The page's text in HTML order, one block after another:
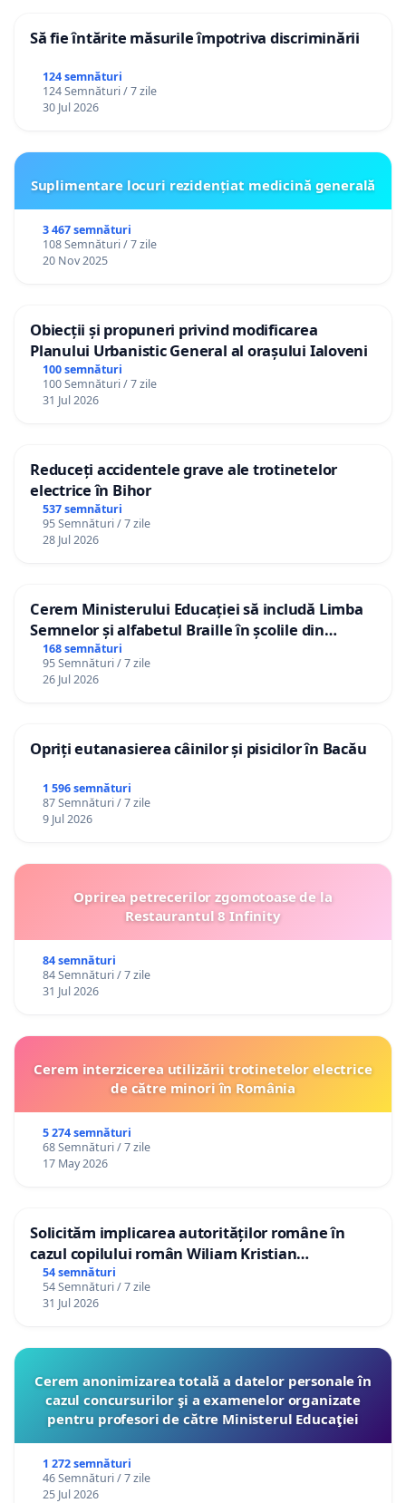
Să fie întărite măsurile împotriva discriminării
124 semnături
124 Semnături / 7 zile
30 Jul 2026
Suplimentare locuri rezidențiat medicină generală
3 467 semnături
108 Semnături / 7 zile
20 Nov 2025
Obiecții și propuneri privind modificarea
Planului Urbanistic General al orașului Ialoveni
100 semnături
100 Semnături / 7 zile
31 Jul 2026
Reduceți accidentele grave ale trotinetelor
electrice în Bihor
537 semnături
95 Semnături / 7 zile
28 Jul 2026
Cerem Ministerului Educației să includă Limba
Semnelor și alfabetul Braille în școlile din
Republica Moldova!
168 semnături
95 Semnături / 7 zile
26 Jul 2026
Opriți eutanasierea câinilor și pisicilor în Bacău
1 596 semnături
87 Semnături / 7 zile
9 Jul 2026
Oprirea petrecerilor zgomotoase de la
Restaurantul 8 Infinity
84 semnături
84 Semnături / 7 zile
31 Jul 2026
Cerem interzicerea utilizării trotinetelor electrice
de către minori în România
5 274 semnături
68 Semnături / 7 zile
17 May 2026
Solicităm implicarea autorităților române în
cazul copilului român Wiliam Kristian
Gheorghe, aflat în plasament în Danemarca de
12 ani
54 semnături
54 Semnături / 7 zile
31 Jul 2026
Cerem anonimizarea totală a datelor personale în
cazul concursurilor şi a examenelor organizate
pentru profesori de către Ministerul Educaţiei
1 272 semnături
46 Semnături / 7 zile
25 Jul 2026